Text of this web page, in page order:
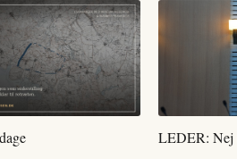
LEDER: Nej